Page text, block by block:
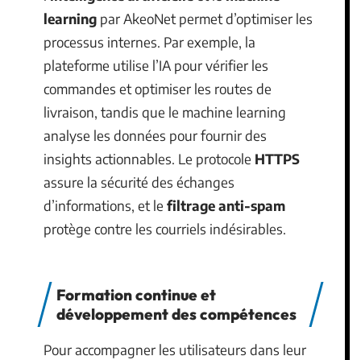
learning par AkeoNet permet d’optimiser les
processus internes. Par exemple, la
plateforme utilise l’IA pour vérifier les
commandes et optimiser les routes de
livraison, tandis que le machine learning
analyse les données pour fournir des
insights actionnables. Le protocole HTTPS
assure la sécurité des échanges
d’informations, et le filtrage anti-spam
protège contre les courriels indésirables.
Formation continue et
développement des compétences
Pour accompagner les utilisateurs dans leur